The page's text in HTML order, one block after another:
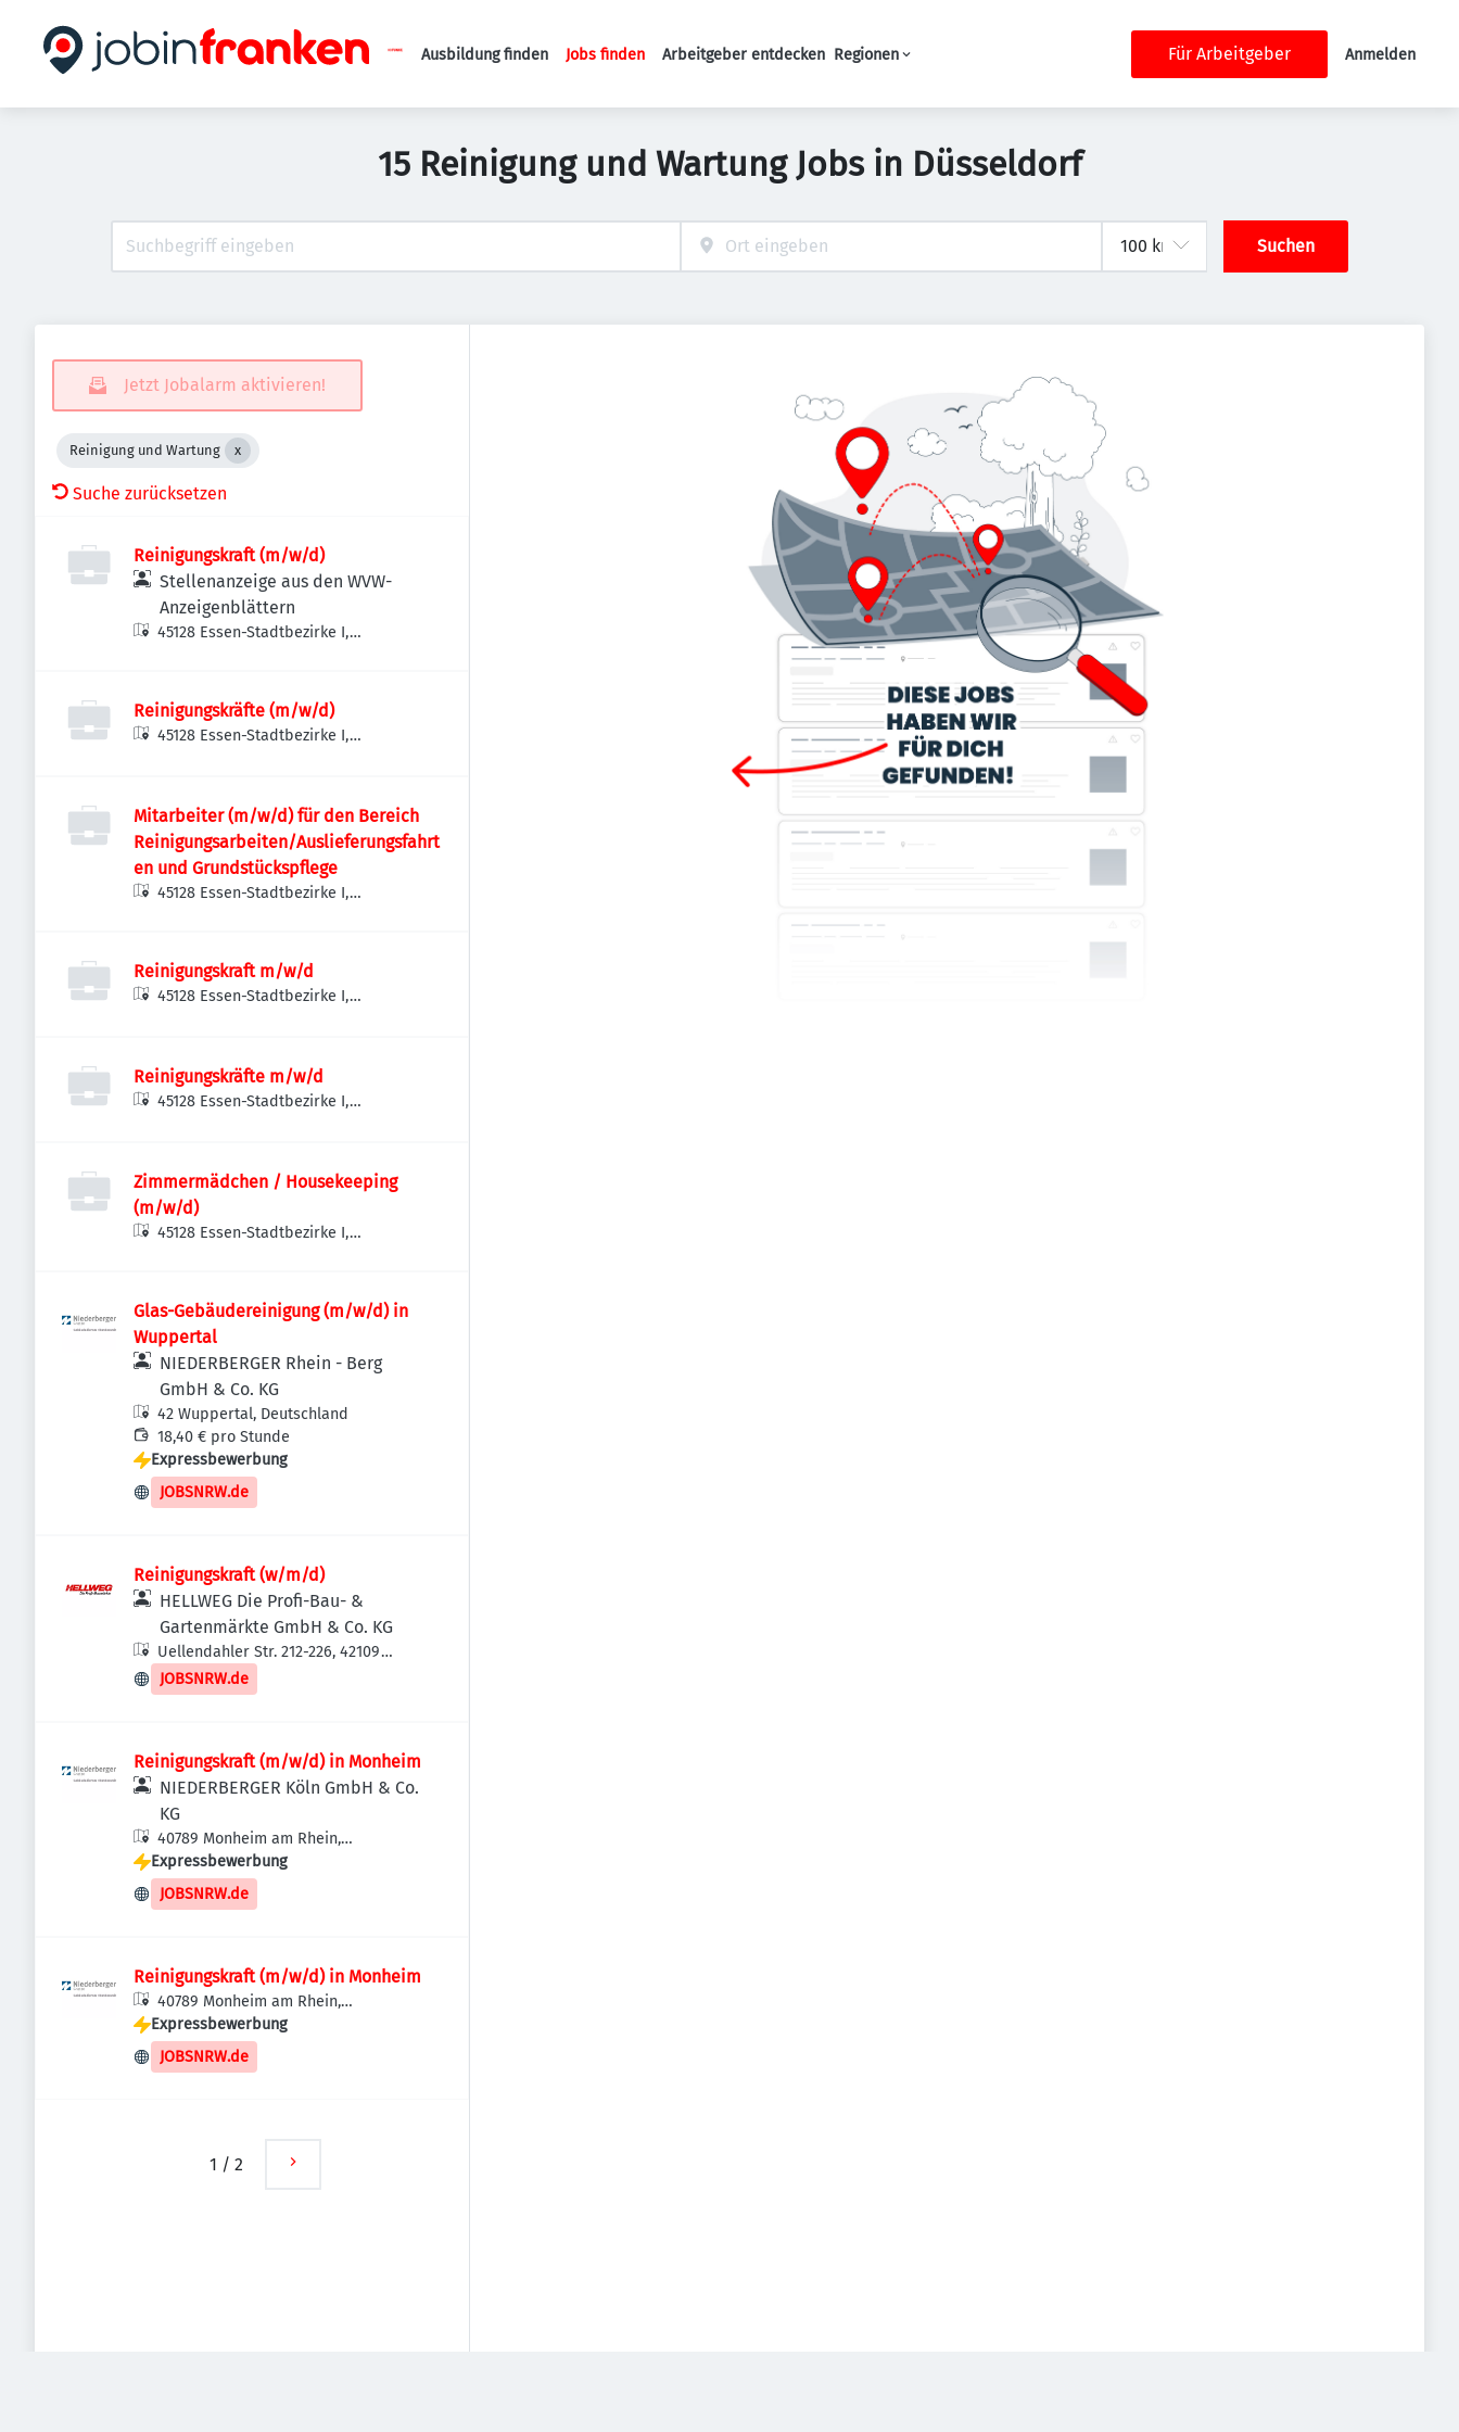
Haupt-Navigation
Ausbildung finden Jobs finden Arbeitgeber entdecken Regionen Für Arbeitgeber Anmelden
15 Reinigung und Wartung Jobs in Düsseldorf
Suchen
Jetzt Jobalarm aktivieren!
Reinigung und Wartung
Suche zurücksetzen
Reinigungskraft (m/w/d)
Stellenanzeige aus den WVW-
Anzeigenblättern
45128 Essen-Stadtbezirke I,
Reinigungskräfte (m/w/d)
45128 Essen-Stadtbezirke I,
Mitarbeiter (m/w/d) für den Bereich
Reinigungsarbeiten/Auslieferungsfahrt
en und Grundstückspflege
45128 Essen-Stadtbezirke I,
Reinigungskraft m/w/d
45128 Essen-Stadtbezirke I,
Reinigungskräfte m/w/d
45128 Essen-Stadtbezirke I,
Zimmermädchen / Housekeeping
(m/w/d)
45128 Essen-Stadtbezirke I,
Glas-Gebäudereinigung (m/w/d) in
Wuppertal
NIEDERBERGER Rhein - Berg
GmbH & Co. KG
42 Wuppertal, Deutschland
18,40 € pro Stunde
Expressbewerbung
JOBSNRW.de
Reinigungskraft (w/m/d)
HELLWEG Die Profi-Bau- &
Gartenmärkte GmbH & Co. KG
Uellendahler Str. 212-226, 42109
Wuppertal, Deutschland
JOBSNRW.de
Reinigungskraft (m/w/d) in Monheim
NIEDERBERGER Köln GmbH & Co.
KG
40789 Monheim am Rhein,
Deutschland
Expressbewerbung
JOBSNRW.de
Reinigungskraft (m/w/d) in Monheim
40789 Monheim am Rhein,
Deutschland
Expressbewerbung
JOBSNRW.de
1 / 2